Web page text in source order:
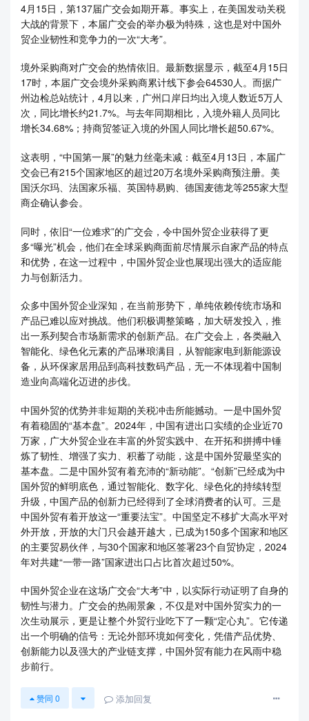
4月15日，第137届广交会如期开幕。事实上，在美国发动关税
大战的背景下，本届广交会的举办极为特殊，这也是对中国外
贸企业韧性和竞争力的一次“大考”。
境外采购商对广交会的热情依旧。最新数据显示，截至4月15日
17时，本届广交会境外采购商累计线下参会64530人。而据广
州边检总站统计，4月以来，广州口岸日均出入境人数近5万人
次，同比增长约21.7%。与去年同期相比，入境外籍人员同比
增长34.68%；持商贸签证入境的外国人同比增长超50.67%。
这表明，“中国第一展”的魅力丝毫未减：截至4月13日，本届广
交会已有215个国家地区的超过20万名境外采购商预注册。美
国沃尔玛、法国家乐福、英国特易购、德国麦德龙等255家大型
商企确认参会。
同时，依旧“一位难求”的广交会，令中国外贸企业获得了更
多“曝光”机会，他们在全球采购商面前尽情展示自家产品的特点
和优势，在这一过程中，中国外贸企业也展现出强大的适应能
力与创新活力。
众多中国外贸企业深知，在当前形势下，单纯依赖传统市场和
产品已难以应对挑战。他们积极调整策略，加大研发投入，推
出一系列契合市场新需求的创新产品。在广交会上，各类融入
智能化、绿色化元素的产品琳琅满目，从智能家电到新能源设
备，从环保家居用品到高科技数码产品，无一不体现着中国制
造业向高端化迈进的步伐。
中国外贸的优势并非短期的关税冲击所能撼动。一是中国外贸
有着稳固的“基本盘”。2024年，中国有进出口实绩的企业近70
万家，广大外贸企业在丰富的外贸实践中、在开拓和拼搏中锤
炼了韧性、增强了实力、积蓄了动能，这是中国外贸最坚实的
基本盘。二是中国外贸有着充沛的“新动能”。“创新”已经成为中
国外贸的鲜明底色，通过智能化、数字化、绿色化的持续转型
升级，中国产品的创新力已经得到了全球消费者的认可。三是
中国外贸有着开放这一“重要法宝”。中国坚定不移扩大高水平对
外开放，开放的大门只会越开越大，已成为150多个国家和地区
的主要贸易伙伴，与30个国家和地区签署23个自贸协定，2024
年对共建“一带一路”国家进出口占比首次超过50%。
中国外贸企业在这场广交会“大考”中，以实际行动证明了自身的
韧性与潜力。广交会的热闹景象，不仅是对中国外贸实力的一
次生动展示，更是让整个外贸行业吃下了一颗“定心丸”。它传递
出一个明确的信号：无论外部环境如何变化，凭借产品优势、
创新能力以及强大的产业链支撑，中国外贸有能力在风雨中稳
步前行。
赞同 0 添加回复